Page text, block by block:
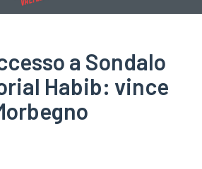
a Sondalo
Habib: vince